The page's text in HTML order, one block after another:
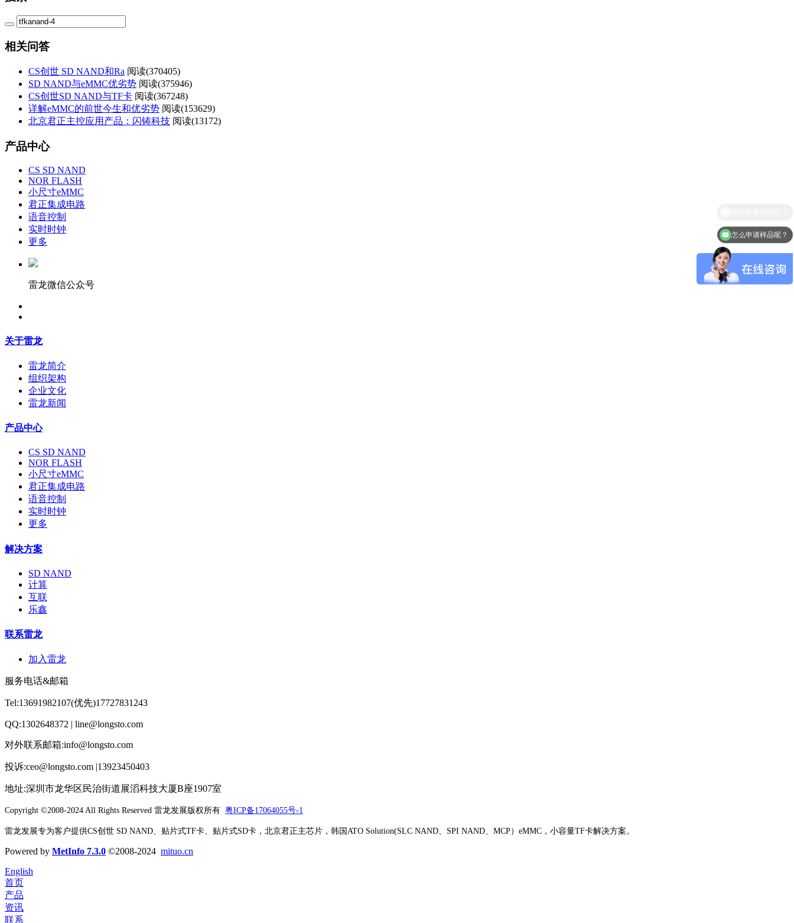
相关问答
CS创世 SD NAND和Ra 阅读(370405)
SD NAND与eMMC优劣势 阅读(375946)
CS创世SD NAND与TF卡 阅读(367248)
详解eMMC的前世今生和优劣势 阅读(153629)
北京君正主控应用产品：闪铸科技 阅读(13172)
产品中心
CS SD NAND
NOR FLASH
小尺寸eMMC
君正集成电路
语音控制
实时时钟
更多
雷龙微信公众号
关于雷龙
雷龙简介
组织架构
企业文化
雷龙新闻
产品中心
CS SD NAND
NOR FLASH
小尺寸eMMC
君正集成电路
语音控制
实时时钟
更多
解决方案
SD NAND
计算
互联
乐鑫
联系雷龙
加入雷龙
服务电话&邮箱
Tel:13691982107(优先)17727831243
QQ:1302648372 | line@longsto.com
对外联系邮箱:info@longsto.com
投诉:ceo@longsto.com |13923450403
地址:深圳市龙华区民治街道展滔科技大厦B座1907室
Copyright ©2008-2024 All Rights Reserved 雷龙发展版权所有 粤ICP备17064055号-1
雷龙发展专为客户提供CS创世 SD NAND、贴片式TF卡、贴片式SD卡，北京君正主芯片，韩国ATO Solution(SLC NAND、SPI NAND、MCP）eMMC，小容量TF卡解决方案。
Powered by MetInfo 7.3.0 ©2008-2024 mituo.cn
English
首页
产品
资讯
联系
怎么申请样品呢？